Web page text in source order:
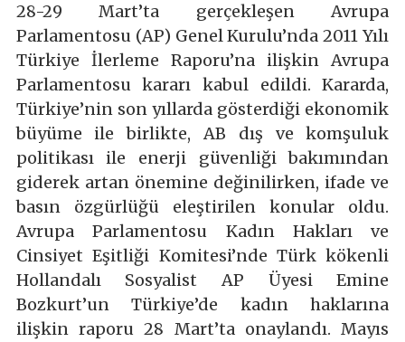
28-29 Mart’ta gerçekleşen Avrupa
Parlamentosu (AP) Genel Kurulu’nda 2011 Yılı
Türkiye İlerleme Raporu’na ilişkin Avrupa
Parlamentosu kararı kabul edildi. Kararda,
Türkiye’nin son yıllarda gösterdiği ekonomik
büyüme ile birlikte, AB dış ve komşuluk
politikası ile enerji güvenliği bakımından
giderek artan önemine değinilirken, ifade ve
basın özgürlüğü eleştirilen konular oldu.
Avrupa Parlamentosu Kadın Hakları ve
Cinsiyet Eşitliği Komitesi’nde Türk kökenli
Hollandalı Sosyalist AP Üyesi Emine
Bozkurt’un Türkiye’de kadın haklarına
ilişkin raporu 28 Mart’ta onaylandı. Mayıs